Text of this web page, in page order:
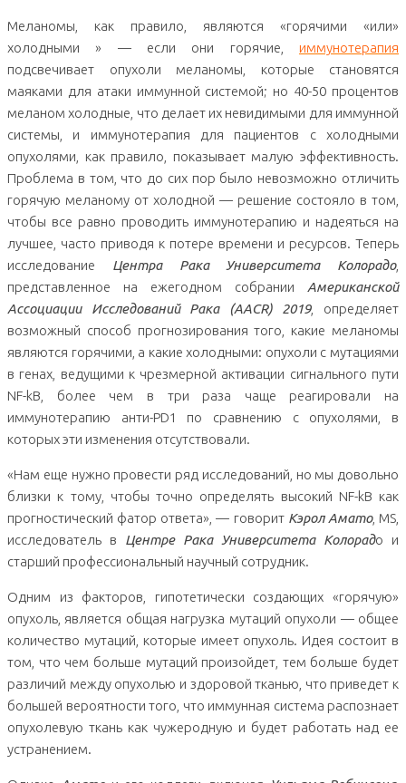
Меланомы, как правило, являются «горячими «или»
холодными » — если они горячие, иммунотерапия
подсвечивает опухоли меланомы, которые становятся
маяками для атаки иммунной системой; но 40-50 процентов
меланом холодные, что делает их невидимыми для иммунной
системы, и иммунотерапия для пациентов с холодными
опухолями, как правило, показывает малую эффективность.
Проблема в том, что до сих пор было невозможно отличить
горячую меланому от холодной — решение состояло в том,
чтобы все равно проводить иммунотерапию и надеяться на
лучшее, часто приводя к потере времени и ресурсов. Теперь
исследование Центра Рака Университета Колорадо,
представленное на ежегодном собрании Американской
Ассоциации Исследований Рака (AACR) 2019, определяет
возможный способ прогнозирования того, какие меланомы
являются горячими, а какие холодными: опухоли с мутациями
в генах, ведущими к чрезмерной активации сигнального пути
NF-kB, более чем в три раза чаще реагировали на
иммунотерапию анти-PD1 по сравнению с опухолями, в
которых эти изменения отсутствовали.
«Нам еще нужно провести ряд исследований, но мы довольно
близки к тому, чтобы точно определять высокий NF-kB как
прогностический фатор ответа», — говорит Кэрол Амато, MS,
исследователь в Центре Рака Университета Колорадо и
старший профессиональный научный сотрудник.
Одним из факторов, гипотетически создающих «горячую»
опухоль, является общая нагрузка мутаций опухоли — общее
количество мутаций, которые имеет опухоль. Идея состоит в
том, что чем больше мутаций произойдет, тем больше будет
различий между опухолью и здоровой тканью, что приведет к
большей вероятности того, что иммунная система распознает
опухолевую ткань как чужеродную и будет работать над ее
устранением.